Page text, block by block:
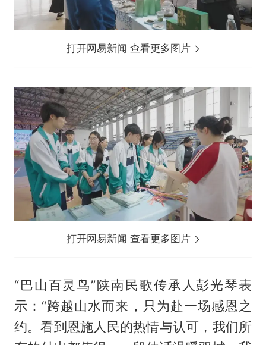
打开网易新闻 查看更多图片
打开网易新闻 查看更多图片
“巴山百灵鸟”陕南民歌传承人彭光琴表
示：“跨越山水而来，只为赴一场感恩之
约。看到恩施人民的热情与认可，我们所